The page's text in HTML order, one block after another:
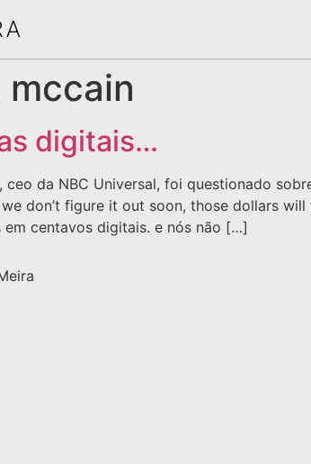
mccain
digitais…
ceo da NBC Universal, foi questionado
don’t figure it out soon, those dollars
em centavos digitais. e nós não […]